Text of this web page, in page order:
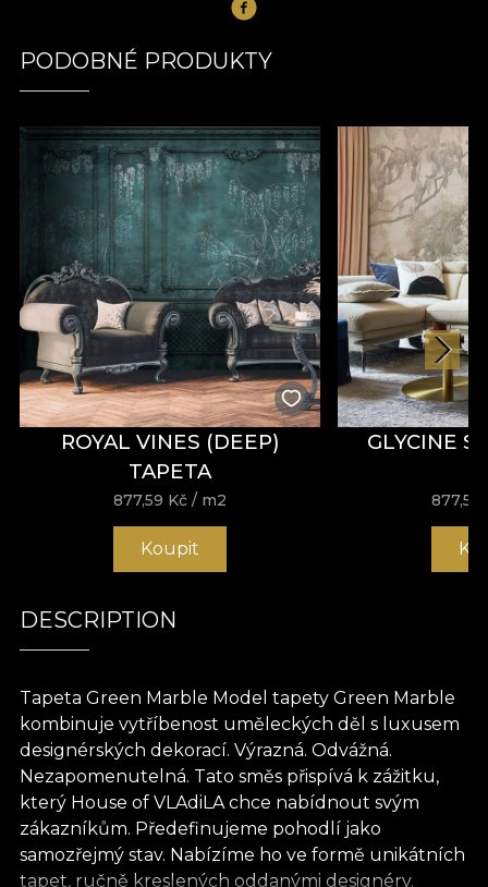
PODOBNÉ PRODUKTY
ROYAL VINES (DEEP)
TAPETA
877,59 Kč / m2
Koupit
GLYCINE
877,59
DESCRIPTION
Tapeta Green Marble Model tapety Green Marble
kombinuje vytříbenost uměleckých děl s luxusem
designérských dekorací. Výrazná. Odvážná.
Nezapomenutelná. Tato směs přispívá k zážitku,
který House of VLAdiLA chce nabídnout svým
zákazníkům. Předefinujeme pohodlí jako
samozřejmý stav. Nabízíme ho ve formě unikátních
tapet, ručně kreslených oddanými designéry.